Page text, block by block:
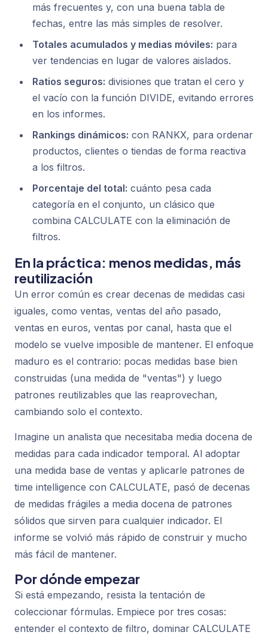
más frecuentes y, con una buena tabla de
fechas, entre las más simples de resolver.
Totales acumulados y medias móviles: para
ver tendencias en lugar de valores aislados.
Ratios seguros: divisiones que tratan el cero y
el vacío con la función DIVIDE, evitando errores
en los informes.
Rankings dinámicos: con RANKX, para ordenar
productos, clientes o tiendas de forma reactiva
a los filtros.
Porcentaje del total: cuánto pesa cada
categoría en el conjunto, un clásico que
combina CALCULATE con la eliminación de
filtros.
En la práctica: menos medidas, más
reutilización
Un error común es crear decenas de medidas casi
iguales, como ventas, ventas del año pasado,
ventas en euros, ventas por canal, hasta que el
modelo se vuelve imposible de mantener. El enfoque
maduro es el contrario: pocas medidas base bien
construidas (una medida de "ventas") y luego
patrones reutilizables que las reaprovechan,
cambiando solo el contexto.
Imagine un analista que necesitaba media docena de
medidas para cada indicador temporal. Al adoptar
una medida base de ventas y aplicarle patrones de
time intelligence con CALCULATE, pasó de decenas
de medidas frágiles a media docena de patrones
sólidos que sirven para cualquier indicador. El
informe se volvió más rápido de construir y mucho
más fácil de mantener.
Por dónde empezar
Si está empezando, resista la tentación de
coleccionar fórmulas. Empiece por tres cosas:
entender el contexto de filtro, dominar CALCULATE